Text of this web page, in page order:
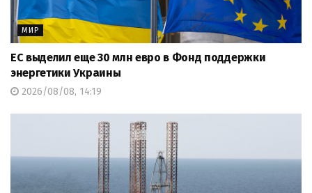
МИР
ЕС выделил еще 30 млн евро в Фонд поддержки
энергетики Украины
2026/08/08, 14:19